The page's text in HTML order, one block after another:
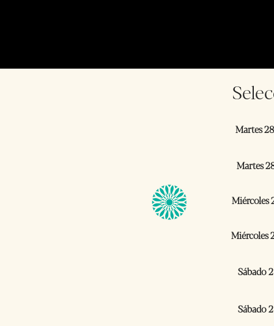
Martes
Martes
Miércoles
Miércoles
Sábado
Sábado